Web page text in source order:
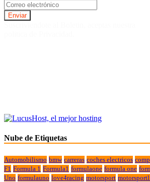
Nube de Etiquetas
Automobilismo bmw carreras coches electricos
F1 Formula 1 Formula1 formulaone formula one
Uno formulauno love4racing motorsport